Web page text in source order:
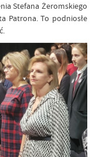
Stefana Żeromskiego
Patrona. To podniosłe